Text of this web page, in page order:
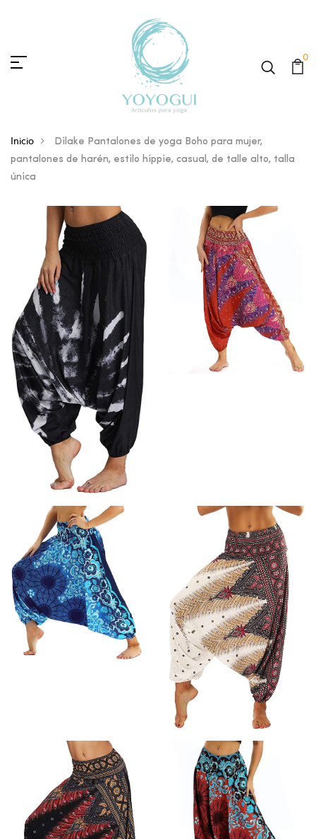
0
Inicio
Dilake Pantalones de yoga Boho para mujer,
pantalones de harén, estilo hippie, casual, de talle alto, talla
única